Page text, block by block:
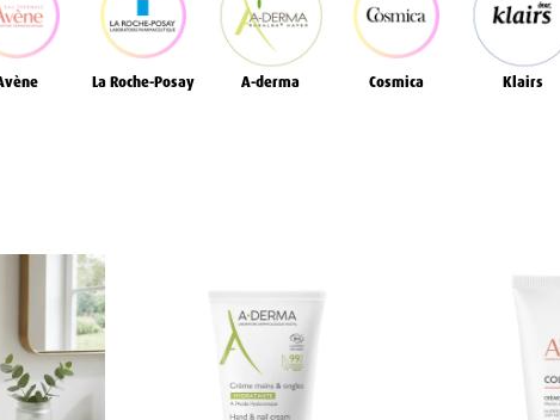
La Roche-Posay A-derma Cosmica Klairs